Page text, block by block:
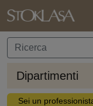
Dipartimenti
Sei un